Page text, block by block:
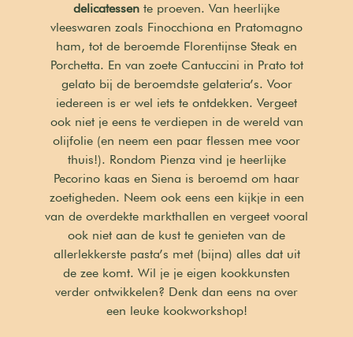
delicatessen te proeven. Van heerlijke
vleeswaren zoals Finocchiona en Pratomagno
ham, tot de beroemde Florentijnse Steak en
Porchetta. En van zoete Cantuccini in Prato tot
gelato bij de beroemdste gelateria’s. Voor
iedereen is er wel iets te ontdekken. Vergeet
ook niet je eens te verdiepen in de wereld van
olijfolie (en neem een paar flessen mee voor
thuis!). Rondom Pienza vind je heerlijke
Pecorino kaas en Siena is beroemd om haar
zoetigheden. Neem ook eens een kijkje in een
van de overdekte markthallen en vergeet vooral
ook niet aan de kust te genieten van de
allerlekkerste pasta’s met (bijna) alles dat uit
de zee komt. Wil je je eigen kookkunsten
verder ontwikkelen? Denk dan eens na over
een leuke kookworkshop!